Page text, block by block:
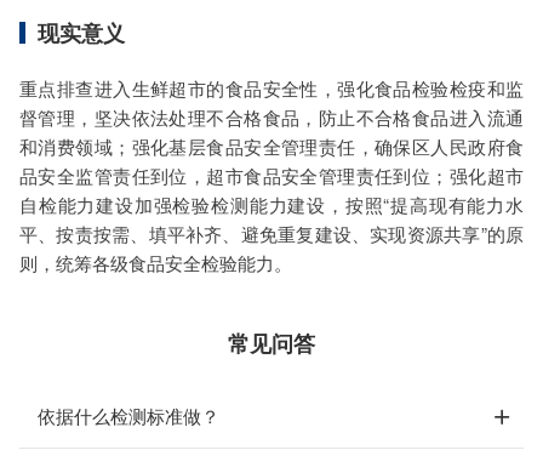
现实意义
重点排查进入生鲜超市的食品安全性，强化食品检验检疫和监
督管理，坚决依法处理不合格食品，防止不合格食品进入流通
和消费领域；强化基层食品安全管理责任，确保区人民政府食
品安全监管责任到位，超市食品安全管理责任到位；强化超市
自检能力建设加强检验检测能力建设，按照“提高现有能力水
平、按责按需、填平补齐、避免重复建设、实现资源共享”的原
则，统筹各级食品安全检验能力。
常见问答
依据什么检测标准做？